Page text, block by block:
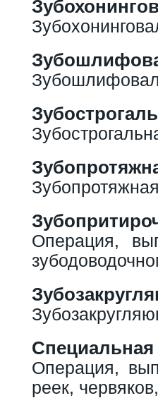
Операция,
Операция,
реек,